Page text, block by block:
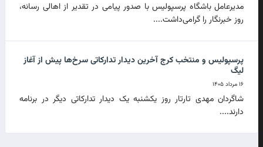
مدیرعامل باشگاه پرسپولیس با صدور پیامی در تقدیر از اهالی رسانه،
روز خبرنگار را گرامی‌داشت....
پرسپولیس و منتخب کرج آخرین دیدار تدارکاتی سرخ‌ها پیش از آغاز
لیگ
۱۶ مرداد ۱۴۰۵
شاگردان مهدی تارتار روز یکشنبه یک دیدار تدارکاتی دیگر در برنامه
دارند....